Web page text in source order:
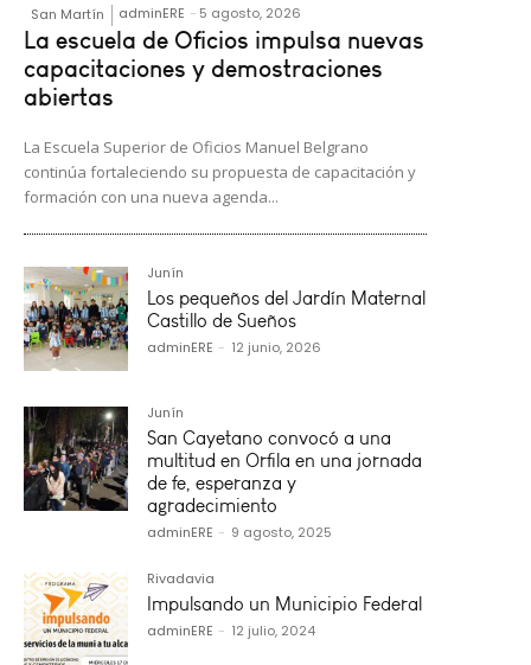
San Martín adminERE - 5 agosto, 2026
La escuela de Oficios impulsa nuevas
capacitaciones y demostraciones
abiertas
La Escuela Superior de Oficios Manuel Belgrano
continúa fortaleciendo su propuesta de capacitación y
formación con una nueva agenda...
Junín
Los pequeños del Jardín Maternal
Castillo de Sueños
adminERE - 12 junio, 2026
Junín
San Cayetano convocó a una
multitud en Orfila en una jornada
de fe, esperanza y
agradecimiento
adminERE - 9 agosto, 2025
Rivadavia
Impulsando un Municipio Federal
adminERE - 12 julio, 2024